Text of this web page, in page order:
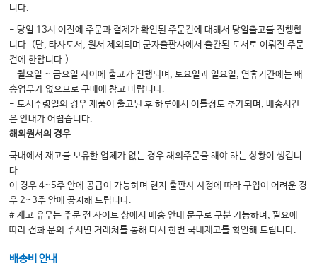
27. Plaque Control
28. Non-Surgical Periodontal Therapy
29. Antibiotics and Host Modulation for Periodontal Diseases
30. Occlusal Evaluation and Therapy
31. General Indications and Principles of Periodontal Surgery
32. Periodontal and Peri-implant Surgical Anatomy
33. Pocket Reduction Surgery - Resective Approach
34. Pocket Reduction Surgery - Regenerative Approach
35. Management of Furcation Involvement
36. Periodontal Plastic and Esthetic Surgery
37. Lasers in Periodontics
38. Periodontics - Restorative Interrelationships
니다.
- 당일 13시 이전에 주문과 결제가 확인된 주문건에 대해서 당일출고를 진행합
니다. (단, 타사도서, 원서 제외되며 군자출판사에서 출간된 도서로 이뤄진 주문
건에 한합니다.)
- 월요일 ~ 금요일 사이에 출고가 진행되며, 토요일과 일요일, 연휴기간에는 배
송업무가 없으므로 구매에 참고 바랍니다.
- 도서수령일의 경우 제품이 출고된 후 하루에서 이틀정도 추가되며, 배송시간
은 안내가 어렵습니다.
해외원서의 경우
국내에서 재고를 보유한 업체가 없는 경우 해외주문을 해야 하는 상황이 생깁니
다.
이 경우 4~5주 안에 공급이 가능하며 현지 출판사 사정에 따라 구입이 어려운 경
우 2~3주 안에 공지해 드립니다.
# 재고 유무는 주문 전 사이트 상에서 배송 안내 문구로 구분 가능하며, 필요에
따라 전화 문의 주시면 거래처를 통해 다시 한번 국내재고를 확인해 드립니다.
배송비 안내